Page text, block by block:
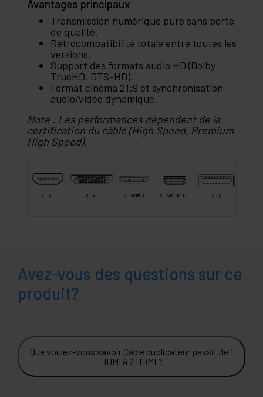
Avantages principaux
Transmission numérique pure sans perte
de qualité.
Rétrocompatibilité totale entre toutes les
versions.
Support des formats audio HD (Dolby
TrueHD, DTS-HD).
Format cinéma 21:9 et synchronisation
audio/vidéo dynamique.
Note : Les performances dépendent de la
certification du câble (High Speed, Premium
High Speed).
Avez-vous des questions sur ce
produit?
Que voulez-vous savoir Câble duplicateur passif de 1
HDMI à 2 HDMI ?